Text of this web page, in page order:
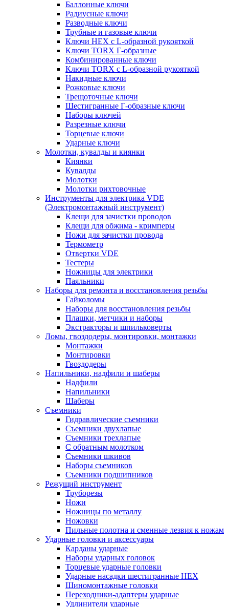
Баллонные ключи
Радиусные ключи
Разводные ключи
Трубные и газовые ключи
Ключи HEX с L-образной рукояткой
Ключи TORX Г-образные
Комбинированные ключи
Ключи TORX с L-образной рукояткой
Накидные ключи
Рожковые ключи
Трещоточные ключи
Шестигранные Г-образные ключи
Наборы ключей
Разрезные ключи
Торцевые ключи
Ударные ключи
Молотки, кувалды и киянки
Киянки
Кувалды
Молотки
Молотки рихтовочные
Инструменты для электрика VDE
(Электромонтажный инструмент)
Клещи для зачистки проводов
Клещи для обжима - кримперы
Ножи для зачистки провода
Термометр
Отвертки VDE
Тестеры
Ножницы для электрики
Паяльники
Наборы для ремонта и восстановления резьбы
Гайколомы
Наборы для восстановления резьбы
Плашки, метчики и наборы
Экстракторы и шпильковерты
Ломы, гвоздодеры, монтировки, монтажки
Монтажки
Монтировки
Гвоздодеры
Напильники, надфили и шаберы
Надфили
Напильники
Шаберы
Съемники
Гидравлические съемники
Съемники двухлапые
Съемники трехлапые
С обратным молотком
Съемники шкивов
Наборы съемников
Съемники подшипников
Режущий инструмент
Труборезы
Ножи
Ножницы по металлу
Ножовки
Пильные полотна и сменные лезвия к ножам
Ударные головки и аксессуары
Карданы ударные
Наборы ударных головок
Торцевые ударные головки
Ударные насадки шестигранные HEX
Шиномонтажные головки
Переходники-адаптеры ударные
Удлинители ударные